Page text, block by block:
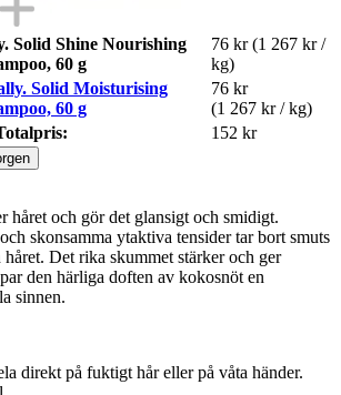
Solid Shine Nourishing
60 g
76 kr (1 267 kr /
kg)
Solid Moisturising
60 g
76 kr
(1 267 kr / kg)
152 kr
håret och gör det glansigt och smidigt.
skonsamma ytaktiva tensider tar bort smuts
Det rika skummet stärker och ger
den härliga doften av kokosnöt en
sinnen.
direkt på fuktigt hår eller på våta händer.